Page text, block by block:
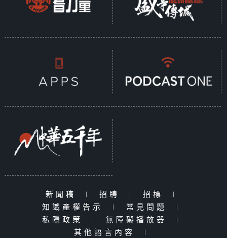
新聞稿 | 招聘 | 招標
|
知識產權告示
| 常見問題
|
私隱政策
| 無障礙播放器
|
其他語言內容
|